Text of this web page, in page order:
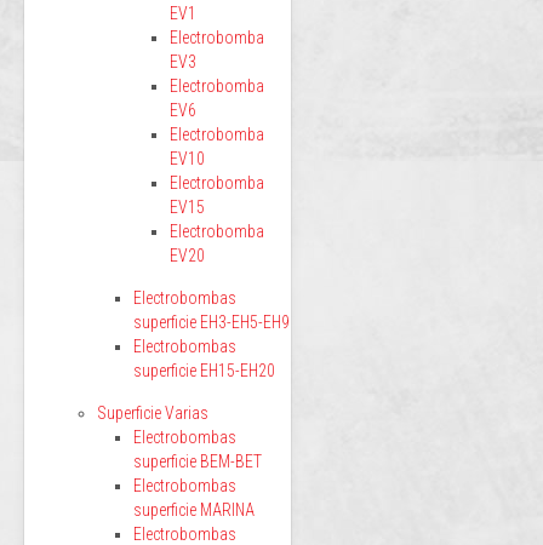
EV1
Electrobomba
EV3
Electrobomba
EV6
Electrobomba
EV10
Electrobomba
EV15
Electrobomba
EV20
Electrobombas
superficie EH3-EH5-EH9
Electrobombas
superficie EH15-EH20
Superficie Varias
Electrobombas
superficie BEM-BET
Electrobombas
superficie MARINA
Electrobombas